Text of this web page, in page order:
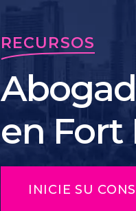
RECURSOS
en Fort
INICIE SU